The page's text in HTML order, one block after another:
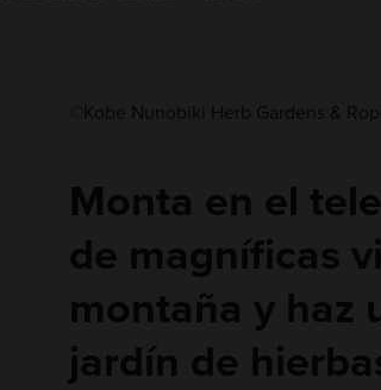
©Kobe Nunobiki Herb Gardens &
Monta en el
de magníficas
montaña y haz
jardín de